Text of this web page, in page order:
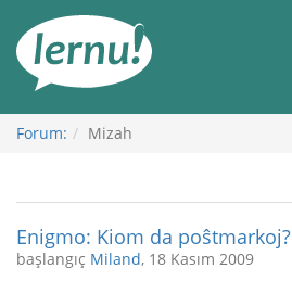
Görüntüleme
Forum: Mizah
Enigmo: Kiom da poŝtmarkoj?
başlangıç Miland, 18 Kasım 2009